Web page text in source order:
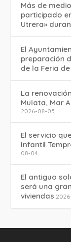
Más de
participado
Utrera»
El
preparación
de la Feria
La
Mulata, Mar
2026-08-05
El servicio
Infantil
08-04
El antiguo
será una
viviendas